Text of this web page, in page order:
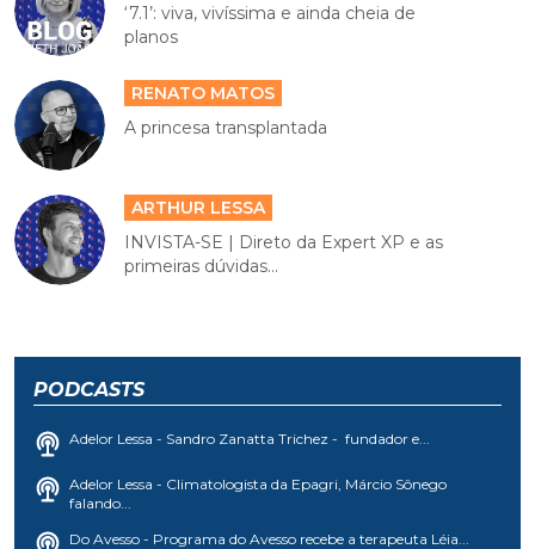
‘7.1’: viva, vivíssima e ainda cheia de
planos
RENATO MATOS
A princesa transplantada
ARTHUR LESSA
INVISTA-SE | Direto da Expert XP e as
primeiras dúvidas...
PODCASTS
Adelor Lessa - Sandro Zanatta Trichez - fundador e...
Adelor Lessa - Climatologista da Epagri, Márcio Sônego
falando...
Do Avesso - Programa do Avesso recebe a terapeuta Léia...